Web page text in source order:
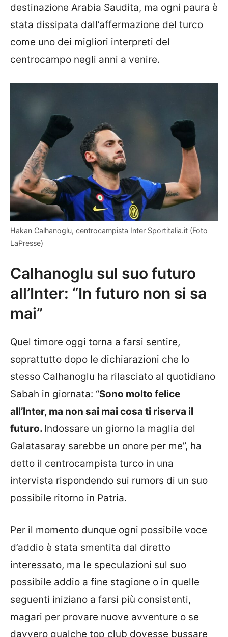
destinazione Arabia Saudita, ma ogni paura è
stata dissipata dall’affermazione del turco
come uno dei migliori interpreti del
centrocampo negli anni a venire.
Hakan Calhanoglu, centrocampista Inter Sportitalia.it (Foto
LaPresse)
Calhanoglu sul suo futuro
all’Inter: “In futuro non si sa
mai”
Quel timore oggi torna a farsi sentire,
soprattutto dopo le dichiarazioni che lo
stesso Calhanoglu ha rilasciato al quotidiano
Sabah in giornata: “Sono molto felice
all’Inter, ma non sai mai cosa ti riserva il
futuro. Indossare un giorno la maglia del
Galatasaray sarebbe un onore per me”, ha
detto il centrocampista turco in una
intervista rispondendo sui rumors di un suo
possibile ritorno in Patria.
Per il momento dunque ogni possibile voce
d’addio è stata smentita dal diretto
interessato, ma le speculazioni sul suo
possibile addio a fine stagione o in quelle
seguenti iniziano a farsi più consistenti,
magari per provare nuove avventure o se
davvero qualche top club dovesse bussare